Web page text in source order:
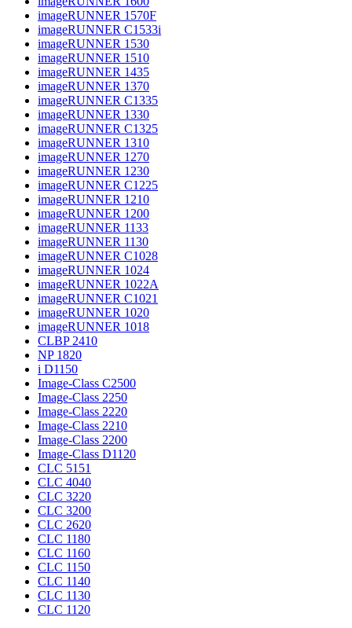
imageRUNNER 1570F
imageRUNNER C1533i
imageRUNNER 1530
imageRUNNER 1510
imageRUNNER 1435
imageRUNNER 1370
imageRUNNER C1335
imageRUNNER 1330
imageRUNNER C1325
imageRUNNER 1310
imageRUNNER 1270
imageRUNNER 1230
imageRUNNER C1225
imageRUNNER 1210
imageRUNNER 1200
imageRUNNER 1133
imageRUNNER 1130
imageRUNNER C1028
imageRUNNER 1024
imageRUNNER 1022A
imageRUNNER C1021
imageRUNNER 1020
imageRUNNER 1018
CLBP 2410
NP 1820
i D1150
Image-Class C2500
Image-Class 2250
Image-Class 2220
Image-Class 2210
Image-Class 2200
Image-Class D1120
CLC 5151
CLC 4040
CLC 3220
CLC 3200
CLC 2620
CLC 1180
CLC 1160
CLC 1150
CLC 1140
CLC 1130
CLC 1120